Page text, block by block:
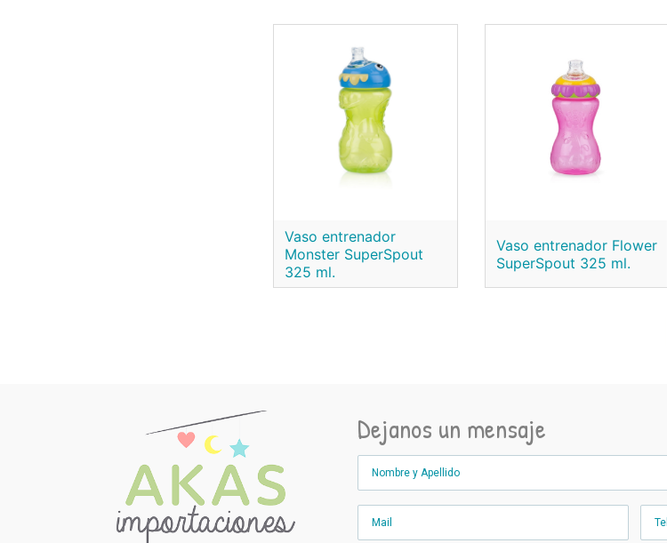
Vaso entrenador
Monster SuperSpout
325 ml.
Vaso entrenador Flower
SuperSpout 325 ml.
Dejanos un mensaje